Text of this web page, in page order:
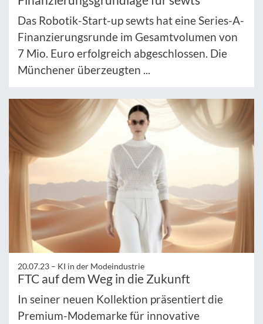
Das Robotik-Start-up sewts hat eine Series-A-
Finanzierungsrunde im Gesamtvolumen von
7 Mio. Euro erfolgreich abgeschlossen. Die
Münchener überzeugten ...
20.07.23 – KI in der Modeindustrie
FTC auf dem Weg in die Zukunft
In seiner neuen Kollektion präsentiert die
Premium-Modemarke für innovative